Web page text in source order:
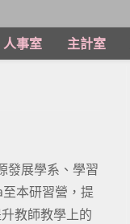
人事室 主計室
發展學系、學習
本研習營，提
教師教學上的